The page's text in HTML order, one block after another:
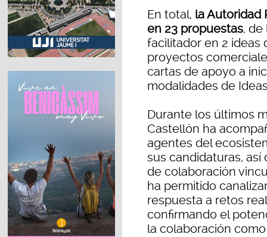
En total, la Autoridad
en 23 propuestas,
facilitador en 2 ideas
proyectos
cartas de apoyo a
modalidades de
Durante los últimos
Castellón ha
agentes del
sus candidaturas,
de colaboración
ha permitido
respuesta a retos
confirmando el
la colaboración